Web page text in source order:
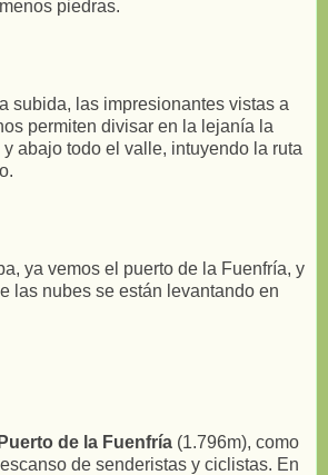
piedras.
subida, las impresionantes vistas a
permiten divisar en la lejanía la
abajo todo el valle, intuyendo la ruta
ya vemos el puerto de la Fuenfría, y
las nubes se están levantando en
Puerto de la Fuenfría (1.796m), como
de senderistas y ciclistas. En